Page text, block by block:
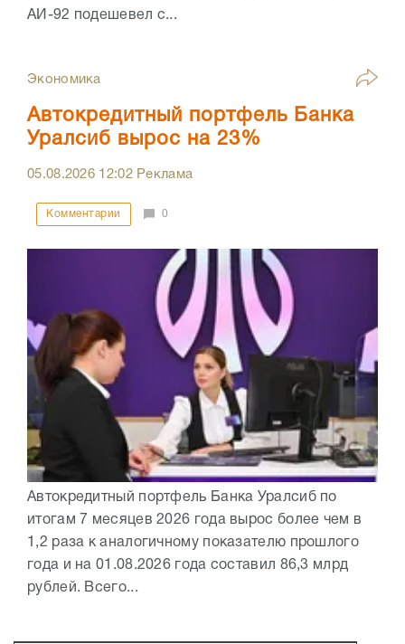
АИ-92 подешевел с...
Экономика
Автокредитный портфель Банка
Уралсиб вырос на 23%
05.08.2026 12:02Реклама
Комментарии 0
Автокредитный портфель Банка Уралсиб по
итогам 7 месяцев 2026 года вырос более чем в
1,2 раза к аналогичному показателю прошлого
года и на 01.08.2026 года составил 86,3 млрд
рублей. Всего...